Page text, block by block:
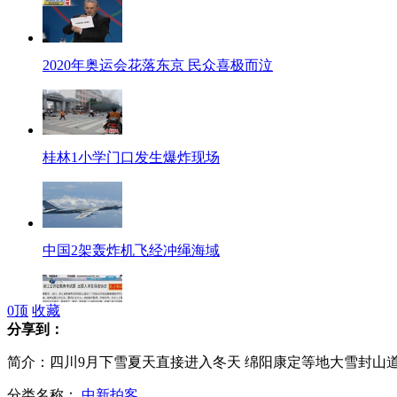
2020年奥运会花落东京 民众喜极而泣
桂林1小学门口发生爆炸现场
中国2架轰炸机飞经冲绳海域
0顶 收藏
分享到：
简介：四川9月下雪夏天直接进入冬天 绵阳康定等地大雪封山